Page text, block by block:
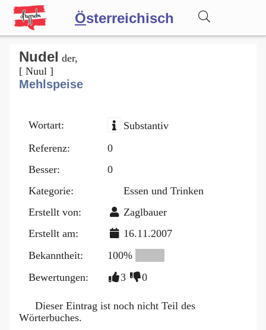
Österreichisch
Wörterbuch
Forum
Blog
Nudel der,
[ Nuul ]
Mehlspeise
Wortart:
Substantiv
Referenz:
0
Besser:
0
Kategorie:
Essen und Trinken
Erstellt von:
Zaglbauer
Erstellt am:
16.11.2007
Bekanntheit:
100%
Bewertungen:
3 0
Dieser Eintrag ist noch nicht Teil des
Wörterbuches.